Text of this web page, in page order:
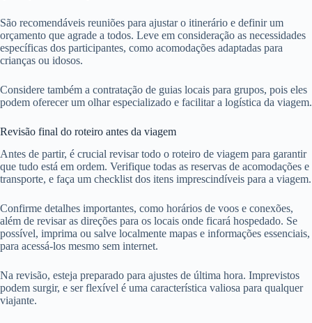
São recomendáveis reuniões para ajustar o itinerário e definir um
orçamento que agrade a todos. Leve em consideração as necessidades
específicas dos participantes, como acomodações adaptadas para
crianças ou idosos.
Considere também a contratação de guias locais para grupos, pois eles
podem oferecer um olhar especializado e facilitar a logística da viagem.
Revisão final do roteiro antes da viagem
Antes de partir, é crucial revisar todo o roteiro de viagem para garantir
que tudo está em ordem. Verifique todas as reservas de acomodações e
transporte, e faça um checklist dos itens imprescindíveis para a viagem.
Confirme detalhes importantes, como horários de voos e conexões,
além de revisar as direções para os locais onde ficará hospedado. Se
possível, imprima ou salve localmente mapas e informações essenciais,
para acessá-los mesmo sem internet.
Na revisão, esteja preparado para ajustes de última hora. Imprevistos
podem surgir, e ser flexível é uma característica valiosa para qualquer
viajante.